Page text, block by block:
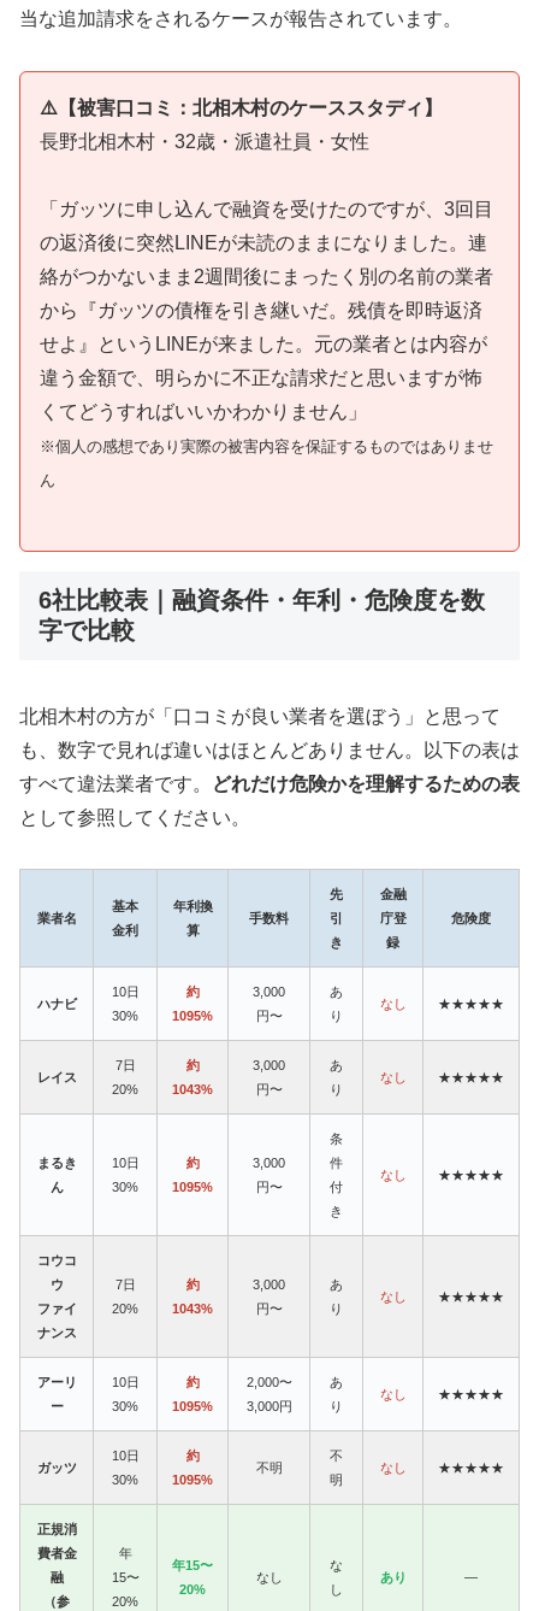
当な追加請求をされるケースが報告されています。
⚠️【被害口コミ：北相木村のケーススタディ】
長野北相木村・32歳・派遣社員・女性
「ガッツに申し込んで融資を受けたのですが、3回目
の返済後に突然LINEが未読のままになりました。連
絡がつかないまま2週間後にまったく別の名前の業者
から『ガッツの債権を引き継いだ。残債を即時返済
せよ』というLINEが来ました。元の業者とは内容が
違う金額で、明らかに不正な請求だと思いますが怖
くてどうすればいいかわかりません」
※個人の感想であり実際の被害内容を保証するものではありませ
ん
6社比較表｜融資条件・年利・危険度を数
字で比較
北相木村の方が「口コミが良い業者を選ぼう」と思って
も、数字で見れば違いはほとんどありません。以下の表は
すべて違法業者です。
どれだけ危険かを理解するための表
として参照してください。
業者名
基本
金利
年利換
算
手数料
先
引
き
金融
庁登
録
危険度
ハナビ
10日
30%
約
1095%
3,000
円〜
あ
り
なし ★★★★★
レイス
7日
20%
約
1043%
3,000
円〜
あ
り
なし ★★★★★
まるき
ん
10日
30%
約
1095%
3,000
円〜
条
件
付
き
なし ★★★★★
コウコ
ウ
ファイ
ナンス
7日
20%
約
1043%
3,000
円〜
あ
り
なし ★★★★★
アーリ
ー
10日
30%
約
1095%
2,000〜
3,000円
あ
り
なし ★★★★★
ガッツ
10日
30%
約
1095%
不明
不
明
なし ★★★★★
正規消
費者金
融
（参
年
15〜
20%
年15〜
20%
なし
な
し
あり —